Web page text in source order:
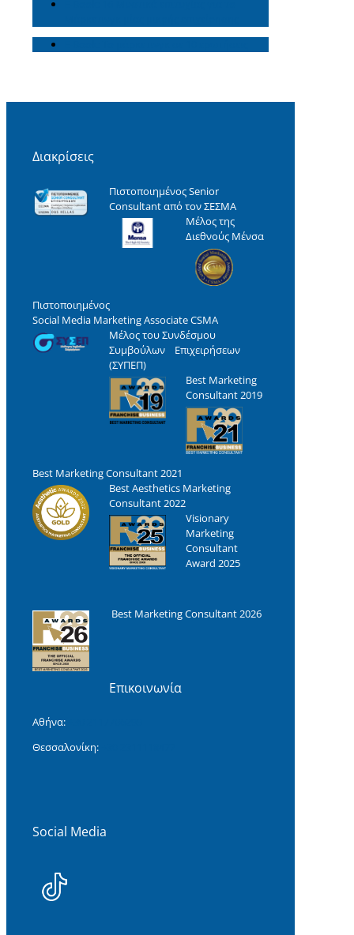
Διακρίσεις
Πιστοποιημένος Senior
Consultant από τον ΣΕΣΜΑ
Μέλος της
Διεθνούς Μένσα
Πιστοποιημένος
Social Media Marketing Associate CSMA
Μέλος του Συνδέσμου
Συμβούλων Επιχειρήσεων
(ΣΥΠΕΠ)
Best Marketing
Consultant 2019
Best Marketing Consultant 2021
Best Aesthetics Marketing
Consultant 2022
Visionary
Marketing
Consultant
Award 2025
Best Marketing Consultant 2026
Επικοινωνία
Αθήνα:
Θεσσαλονίκη:
Social Media